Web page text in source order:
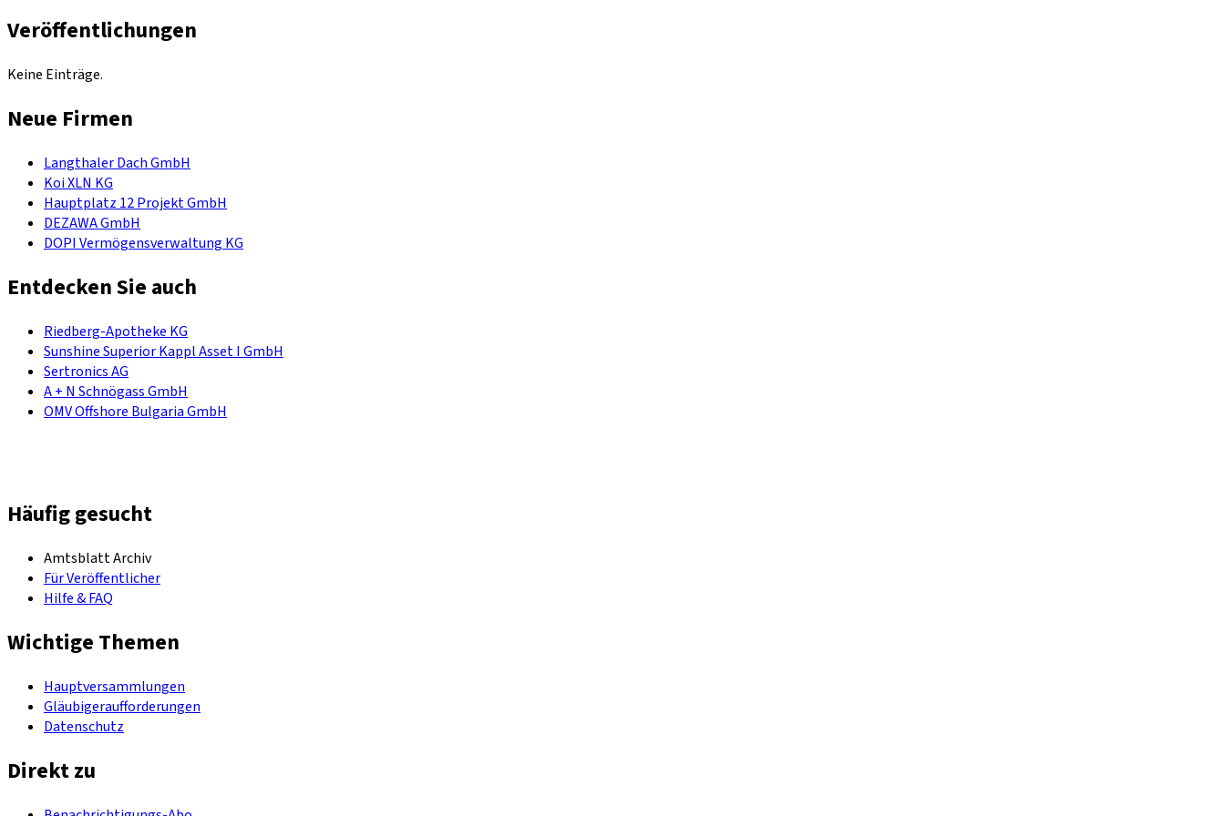
Veröffentlichungen
Keine Einträge.
Neue Firmen
Langthaler Dach GmbH
Koi XLN KG
Hauptplatz 12 Projekt GmbH
DEZAWA GmbH
DOPI Vermögensverwaltung KG
Entdecken Sie auch
Riedberg-Apotheke KG
Sunshine Superior Kappl Asset I GmbH
Sertronics AG
A + N Schnögass GmbH
OMV Offshore Bulgaria GmbH
Häufig gesucht
Amtsblatt Archiv
Für Veröffentlicher
Hilfe & FAQ
Wichtige Themen
Hauptversammlungen
Gläubigeraufforderungen
Datenschutz
Direkt zu